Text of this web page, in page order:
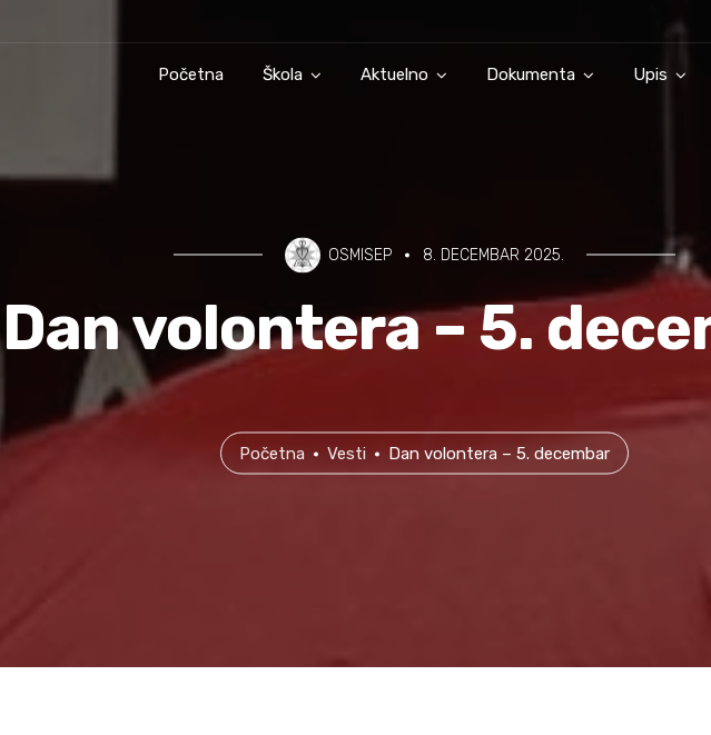
Početna Škola Aktuelno Dokumenta Upis
OSMISEP 8. DECEMBAR 2025.
Dan volontera – 5.
Početna Vesti Dan volontera – 5. decembar